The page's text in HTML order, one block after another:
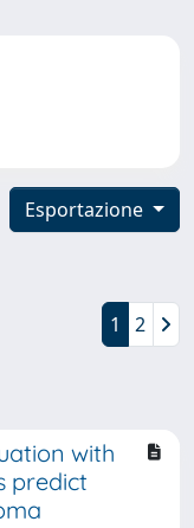
Esportazione
1 2
with
predict